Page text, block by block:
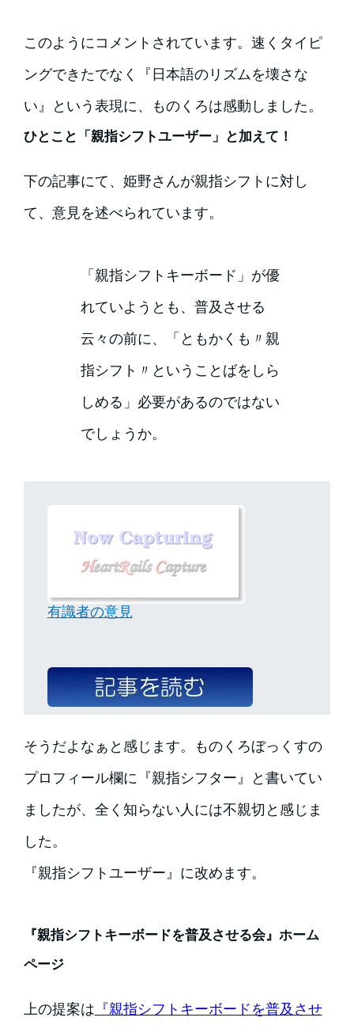
このようにコメントされています。速くタイピ
ングできたでなく『日本語のリズムを壊さな
い』という表現に、ものくろは感動しました。
ひとこと「親指シフトユーザー」と加えて！
下の記事にて、姫野さんが親指シフトに対し
て、意見を述べられています。
「親指シフトキーボード」が優
れていようとも、普及させる
云々の前に、「ともかくも〃親
指シフト〃ということばをしら
しめる」必要があるのではない
でしょうか。
有識者の意見
そうだよなぁと感じます。ものくろぼっくすの
プロフィール欄に『親指シフター』と書いてい
ましたが、全く知らない人には不親切と感じま
した。
『親指シフトユーザー』に改めます。
『親指シフトキーボードを普及させる会』ホーム
ページ
上の提案は 『親指シフトキーボードを普及させ